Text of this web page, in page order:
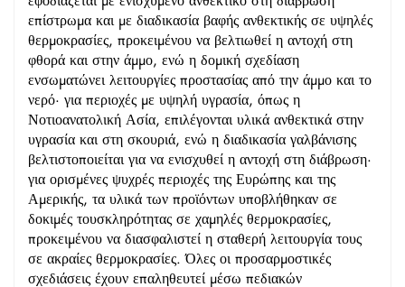
επίστρωμα και με διαδικασία βαφής ανθεκτικής σε υψηλές
θερμοκρασίες, προκειμένου να βελτιωθεί η αντοχή στη
φθορά και στην άμμο, ενώ η δομική σχεδίαση
ενσωματώνει λειτουργίες προστασίας από την άμμο και το
νερό· για περιοχές με υψηλή υγρασία, όπως η
Νοτιοανατολική Ασία, επιλέγονται υλικά ανθεκτικά στην
υγρασία και στη σκουριά, ενώ η διαδικασία γαλβάνισης
βελτιστοποιείται για να ενισχυθεί η αντοχή στη διάβρωση·
για ορισμένες ψυχρές περιοχές της Ευρώπης και της
Αμερικής, τα υλικά των προϊόντων υποβλήθηκαν σε
δοκιμές τουσκληρότητας σε χαμηλές θερμοκρασίες,
προκειμένου να διασφαλιστεί η σταθερή λειτουργία τους
σε ακραίες θερμοκρασίες. Όλες οι προσαρμοστικές
σχεδιάσεις έχουν επαληθευτεί μέσω πεδιακών